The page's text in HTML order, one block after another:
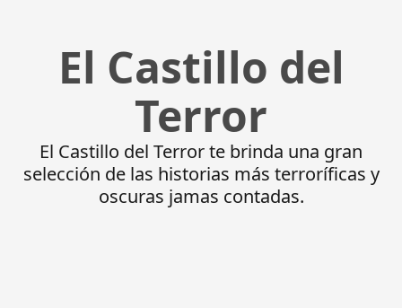
El Castillo del
Terror
El Castillo del Terror te brinda una gran
selección de las historias más terroríficas y
oscuras jamas contadas.